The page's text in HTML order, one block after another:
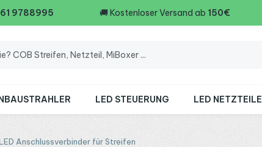
9788995 🚚 Kostenloser Versand ab 150€
LED STEUERUNG LED NETZTEILE
Anschlussverbinder für Streifen